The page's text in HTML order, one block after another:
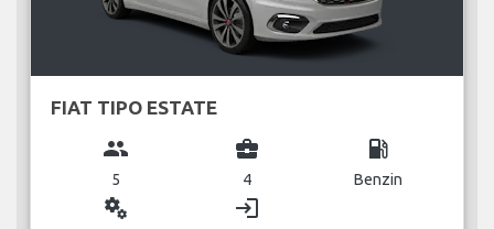
FIAT TIPO ESTATE
group
5
business_center
4
local_gas_station
Benzin
miscellaneous_services login